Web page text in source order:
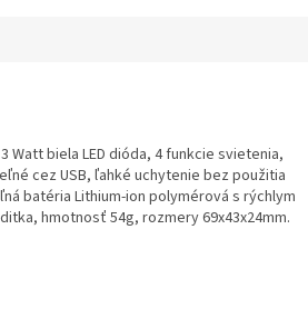
biela LED dióda, 4 funkcie svietenia,
cez USB, ľahké uchytenie bez použitia
batéria Lithium-ion polymérová s rýchlym
hmotnosť 54g, rozmery 69x43x24mm.